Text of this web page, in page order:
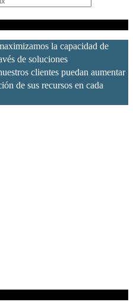
la capacidad de
de soluciones
clientes puedan aumentar
de sus recursos en cada